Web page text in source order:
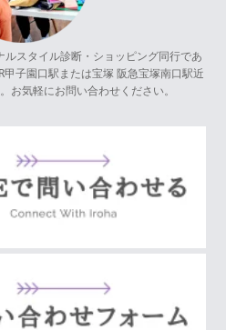
スタイル診断・ショッピング同行であ
甲子園口駅または宝塚 阪急宝塚南口駅近
お気軽にお問い合わせください。